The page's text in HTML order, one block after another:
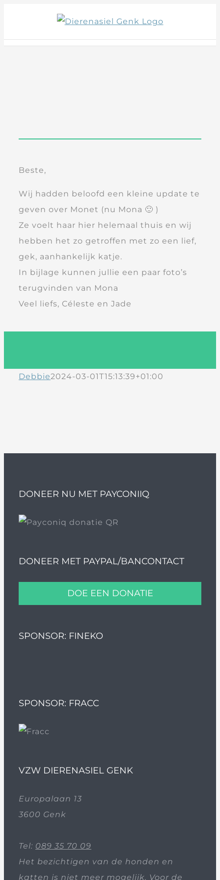
content
Beste,
Wij hadden beloofd een kleine update te
geven over Monet (nu Mona 🙂 )
Ze voelt haar hier helemaal thuis en wij
hebben het zo getroffen met zo een lief,
gek, aanhankelijk katje.
In bijlage kunnen jullie een paar foto’s
terugvinden van Mona
Veel liefs, Céleste en Jade
Debbie2024-03-01T15:13:39+01:00
DONEER NU MET PAYCONIIQ
DONEER MET PAYPAL/BANCONTACT
DOE EEN DONATIE
SPONSOR: FINEKO
SPONSOR: FRACC
VZW DIERENASIEL GENK
Europalaan 13
3600 Genk
Tel: 089 35 70 09
Het bezichtigen van de honden en
katten is niet meer mogelijk. Voor de